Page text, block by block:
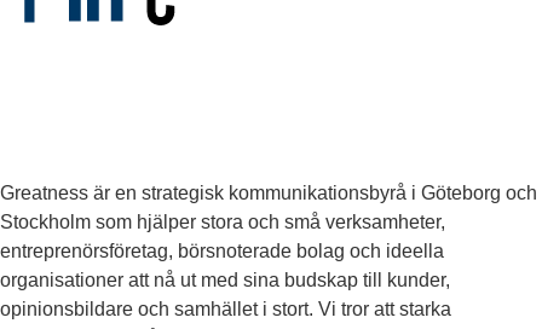
Greatness är en strategisk kommunikationsbyrå i Göteborg och
Stockholm som hjälper stora och små verksamheter,
entreprenörsföretag, börsnoterade bolag och ideella
organisationer att nå ut med sina budskap till kunder,
opinionsbildare och samhället i stort. Vi tror att starka